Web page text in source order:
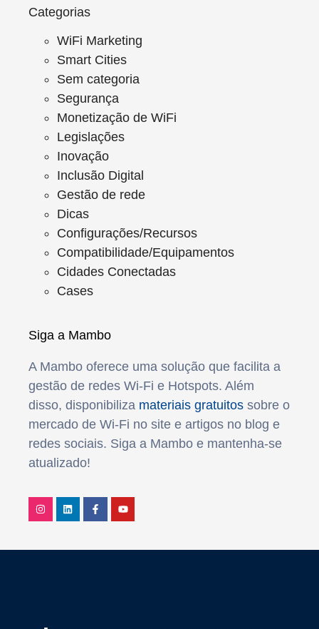
Categorias
WiFi Marketing
Smart Cities
Sem categoria
Segurança
Monetização de WiFi
Legislações
Inovação
Inclusão Digital
Gestão de rede
Dicas
Configurações/Recursos
Compatibilidade/Equipamentos
Cidades Conectadas
Cases
Siga a Mambo
A Mambo oferece uma solução que facilita a
gestão de redes Wi-Fi e Hotspots. Além
disso, disponibiliza materiais gratuitos sobre o
mercado de Wi-Fi no site e artigos no blog e
redes sociais. Siga a Mambo e mantenha-se
atualizado!